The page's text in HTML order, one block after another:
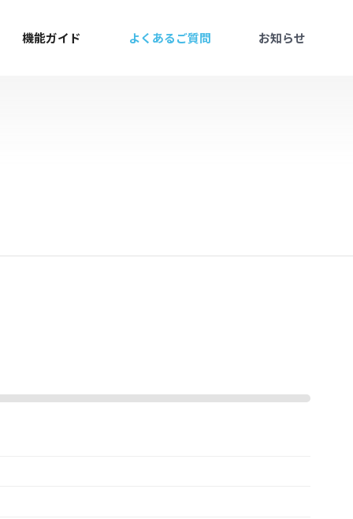
機能ガイド よくあるご質問 お知らせ